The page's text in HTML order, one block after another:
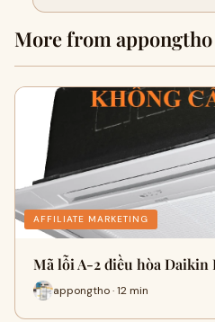
More from appongtho
AFFILIATE MARKETING
Mã lỗi A-2 điều hòa Daikin
appongtho · 12 min